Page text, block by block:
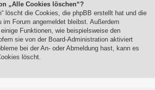
„Alle Cookies löschen“?
löscht die Cookies, die phpBB erstellt hat und die
im Forum angemeldet bleibst. Außerdem
Funktionen, wie beispielsweise den
sie von der Board-Administration aktiviert
bei der An- oder Abmeldung hast, kann es
löscht.